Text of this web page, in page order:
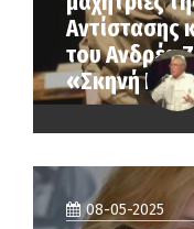
Αντίστασης
του Ανδρέα
«Σκηνή
08-05-2025